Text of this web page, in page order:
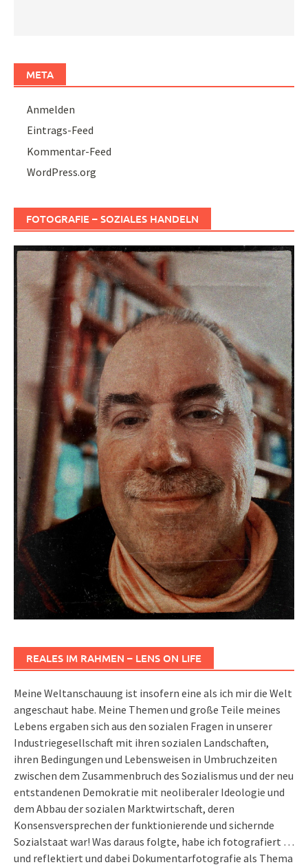
META
Anmelden
Eintrags-Feed
Kommentar-Feed
WordPress.org
FOTOGRAFIE – SOZIALES HANDELN
REALES IM RAHMEN – LENS ON LIFE
Meine Weltanschauung ist insofern eine als ich mir die Welt
angeschaut habe. Meine Themen und große Teile meines
Lebens ergaben sich aus den sozialen Fragen in unserer
Industriegesellschaft mit ihren sozialen Landschaften,
ihren Bedingungen und Lebensweisen in Umbruchzeiten
zwischen dem Zusammenbruch des Sozialismus und der neu
entstandenen Demokratie mit neoliberaler Ideologie und
dem Abbau der sozialen Marktwirtschaft, deren
Konsensversprechen der funktionierende und sichernde
Sozialstaat war! Was daraus folgte, habe ich fotografiert …
und reflektiert und dabei Dokumentarfotografie als Thema